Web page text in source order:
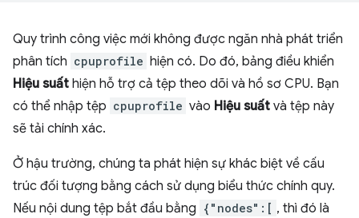
Quy trình công việc mới không được ngăn nhà phát triển
phân tích cpuprofile hiện có. Do đó, bảng điều khiển
Hiệu suất hiện hỗ trợ cả tệp theo dõi và hồ sơ CPU. Bạn
có thể nhập tệp cpuprofile vào Hiệu suất và tệp này
sẽ tải chính xác.
Ở hậu trường, chúng ta phát hiện sự khác biệt về cấu
trúc đối tượng bằng cách sử dụng biểu thức chính quy.
Nếu nội dung tệp bắt đầu bằng {"nodes":[ , thì đó là